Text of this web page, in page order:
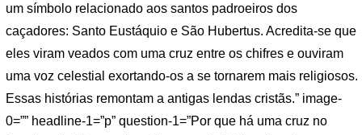
um símbolo relacionado aos santos padroeiros dos
caçadores: Santo Eustáquio e São Hubertus. Acredita-se que
eles viram veados com uma cruz entre os chifres e ouviram
uma voz celestial exortando-os a se tornarem mais religiosos.
Essas histórias remontam a antigas lendas cristãs.” image-
0=”” headline-1=”p” question-1=”Por que há uma cruz no